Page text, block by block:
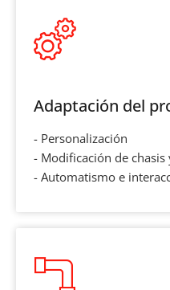
Adaptación del
- Personalización
- Modificación de chasis
- Automatismo e